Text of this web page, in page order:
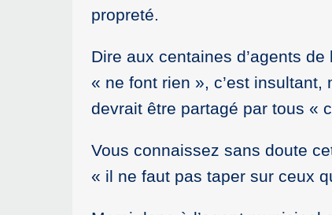
propreté.
Dire aux centaines d’agents
« ne font rien », c’est
devrait être partagé par tous «
Vous connaissez sans doute
« il ne faut pas taper sur ceux